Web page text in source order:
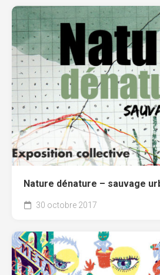
Nature dénature – sauvage
30 octobre 2017